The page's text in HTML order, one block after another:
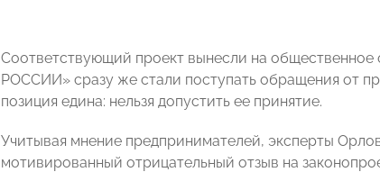
Соответствующий проект вынесли на
РОССИИ» сразу же стали поступать обращения от
позиция едина: нельзя допустить ее принятие.
Учитывая мнение предпринимателей, эксперты
мотивированный отрицательный отзыв на